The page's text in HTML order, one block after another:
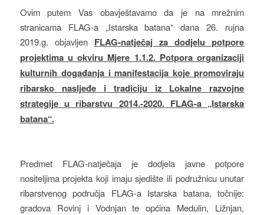
Ovim putem Vas obavještavamo da je na mrežnim
stranicama FLAG-a „Istarska batana“ dana 26. rujna
2019.g. objavljen FLAG-natječaj za dodjelu potpore
projektima u okviru Mjere 1.1.2. Potpora organizaciji
kulturnih događanja i manifestacija koje promoviraju
ribarsko nasljeđe i tradiciju iz Lokalne razvojne
strategije u ribarstvu 2014.-2020. FLAG-a „Istarska
batana“.
Predmet FLAG-natječaja je dodjela javne potpore
nositeljima projekta koji imaju sjedište ili podružnicu unutar
ribarstvenog područja FLAG-a Istarska batana, točnije:
gradova Rovinj i Vodnjan te općina Medulin, Ližnjan,